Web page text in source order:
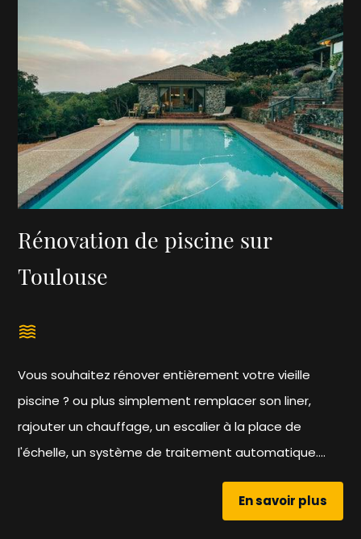
Rénovation de piscine sur
Toulouse
waves
Vous souhaitez rénover entièrement votre vieille
piscine ? ou plus simplement remplacer son liner,
rajouter un chauffage, un escalier à la place de
l'échelle, un système de traitement automatique....
En savoir plus